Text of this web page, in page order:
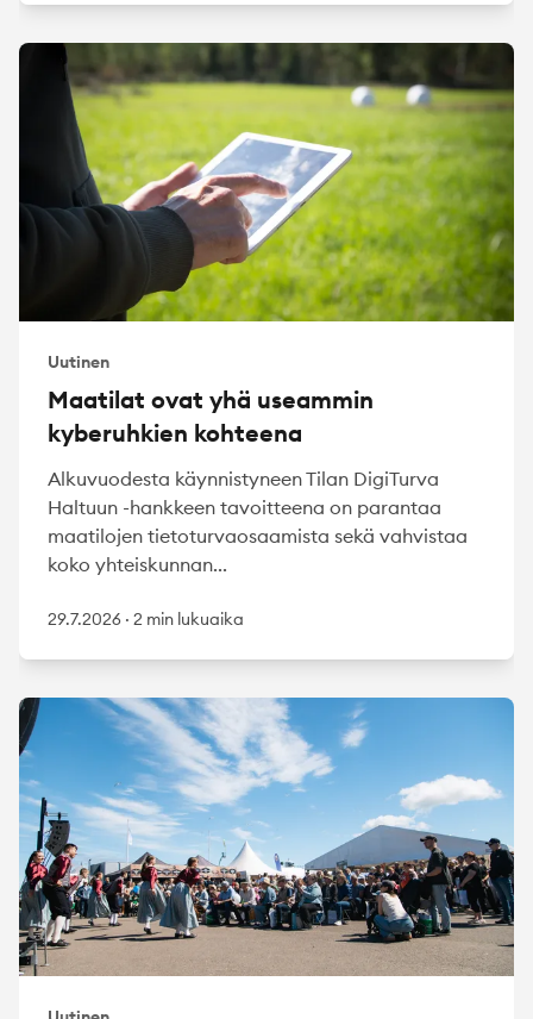
Uutinen
Maatilat ovat yhä useammin
kyberuhkien kohteena
Alkuvuodesta käynnistyneen Tilan DigiTurva
Haltuun -hankkeen tavoitteena on parantaa
maatilojen tietoturvaosaamista sekä vahvistaa
koko yhteiskunnan...
29.7.2026 · 2 min lukuaika